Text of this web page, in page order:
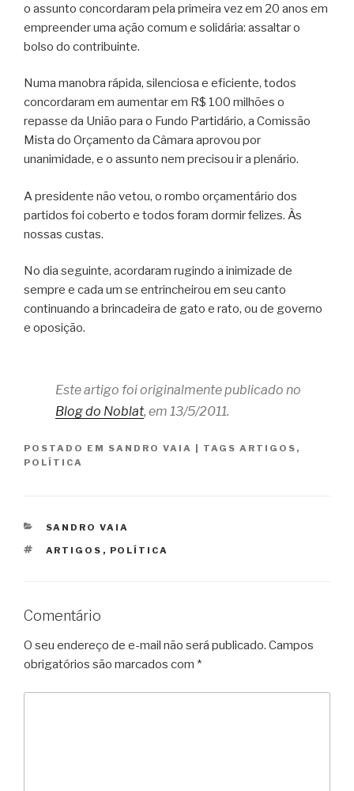
o assunto concordaram pela primeira vez em 20 anos em
empreender uma ação comum e solidária: assaltar o
bolso do contribuinte.
Numa manobra rápida, silenciosa e eficiente, todos
concordaram em aumentar em R$ 100 milhões o
repasse da União para o Fundo Partidário, a Comissão
Mista do Orçamento da Câmara aprovou por
unanimidade, e o assunto nem precisou ir a plenário.
A presidente não vetou, o rombo orçamentário dos
partidos foi coberto e todos foram dormir felizes. Às
nossas custas.
No dia seguinte, acordaram rugindo a inimizade de
sempre e cada um se entrincheirou em seu canto
continuando a brincadeira de gato e rato, ou de governo
e oposição.
Este artigo foi originalmente publicado no
Blog do Noblat, em 13/5/2011.
POSTADO EM SANDRO VAIA | TAGS ARTIGOS ,
POLÍTICA
CATEGORIAS
SANDRO VAIA
TAGS
ARTIGOS , POLÍTICA
Comentário
O seu endereço de e-mail não será publicado. Campos
obrigatórios são marcados com *